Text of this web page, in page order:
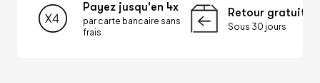
Payez jusqu'en 4x
par carte bancaire sans
frais
Retour gratuit
Sous 30 jours